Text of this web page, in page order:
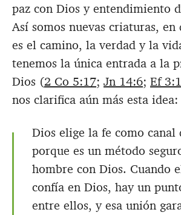
paz con Dios y entendimiento
Así somos nuevas criaturas, en
es el camino, la verdad y la
tenemos la única entrada a la
Dios (2 Co 5:17; Jn 14:6; Ef
nos clarifica aún más esta idea:
Dios elige la fe como canal
porque es un método
hombre con Dios. Cuando
confía en Dios, hay un
entre ellos, y esa unión